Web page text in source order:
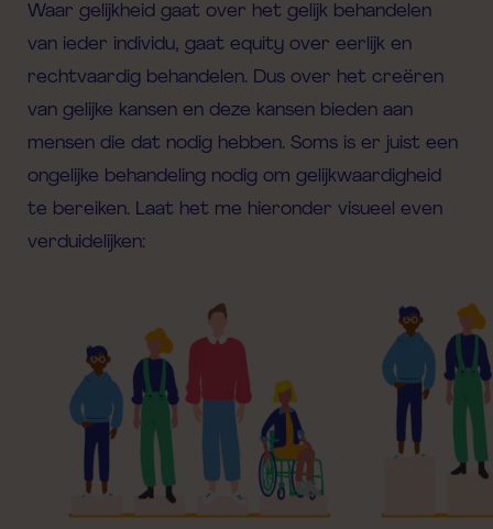
Waar gelijkheid gaat over het gelijk behandelen
van ieder individu, gaat equity over eerlijk en
rechtvaardig behandelen. Dus over het creëren
van gelijke kansen en deze kansen bieden aan
mensen die dat nodig hebben. Soms is er juist een
ongelijke behandeling nodig om gelijkwaardigheid
te bereiken. Laat het me hieronder visueel even
verduidelijken: